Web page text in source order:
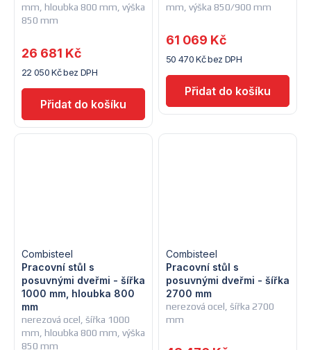
mm, hloubka 800 mm, výška
850 mm
22 050 Kč bez DPH
26 681 Kč
mm, výška 850/900 mm
50 470 Kč bez DPH
61 069 Kč
nerezová ocel, šířka 1000
mm, hloubka 800 mm, výška
850 mm
Pracovní stůl s
posuvnými dveřmi - šířka
1000 mm, hloubka 800
mm
Combisteel
nerezová ocel, šířka 2700
mm
Pracovní stůl s
posuvnými dveřmi - šířka
2700 mm
Combisteel